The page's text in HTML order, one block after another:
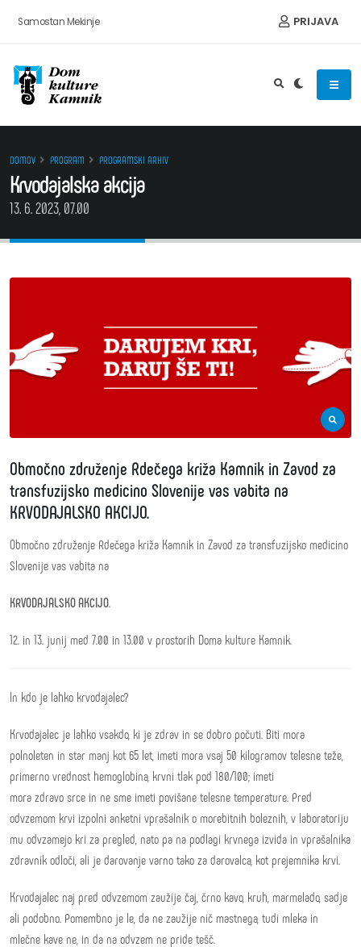
Samostan Mekinje PRIJAVA
DOMOV PROGRAM PROGRAMSKI ARHIV
Krvodajalska akcija
13. 6. 2023, 07.00
Območno združenje Rdečega križa Kamnik in Zavod za
transfuzijsko medicino Slovenije vas vabita na
KRVODAJALSKO AKCIJO.
Območno združenje Rdečega križa Kamnik in Zavod za transfuzijsko medicino
Slovenije vas vabita na
KRVODAJALSKO AKCIJO
12. in 13. junij med 7.00 in 13.00 v prostorih Doma kulture Kamnik.
In kdo je lahko krvodajalec?
Krvodajalec je lahko vsakdo, ki je zdrav in se dobro počuti. Biti mora
polnoleten in star manj kot 65 let, imeti mora vsaj 50 kilogramov telesne teže,
primerno vrednost hemoglobina, krvni tlak pod 180/100; imeti
mora zdravo srce in ne sme imeti povišane telesne temperature. Pred
odvzemom krvi izpolni anketni vprašalnik o morebitnih boleznih, v laboratoriju
mu odvzamejo kri za pregled, nato pa na podlagi krvnega izvida in vprašalnika
zdravnik odloči, ali je darovanje varno tako za darovalca, kot prejemnika krvi.
Krvodajalec naj pred odvzemom zaužije čaj, črno kavo, kruh, marmelado, sadje
ali podobno. Pomembno je le, da ne zaužije nič mastnega, tudi mleka in
mlečne kave ne, in da na odvzem ne pride tešč.